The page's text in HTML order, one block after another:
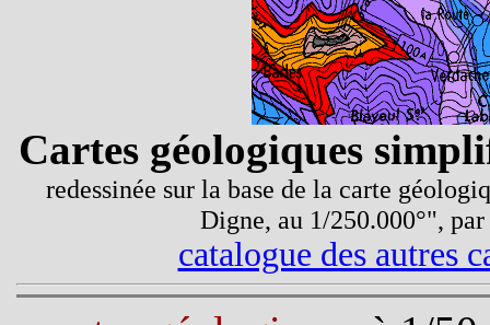
Cartes géologiques
redessinée sur la base de la carte
Digne, au 1/250.000°",
catalogue des autres